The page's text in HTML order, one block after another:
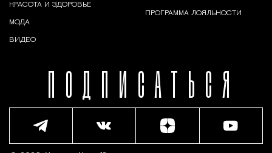
ПОДПИСАТЬСЯ
КРАСОТА И ЗДОРОВЬЕ
МОДА
ВИДЕО
ПРОГРАММА ЛОЯЛЬНОСТИ